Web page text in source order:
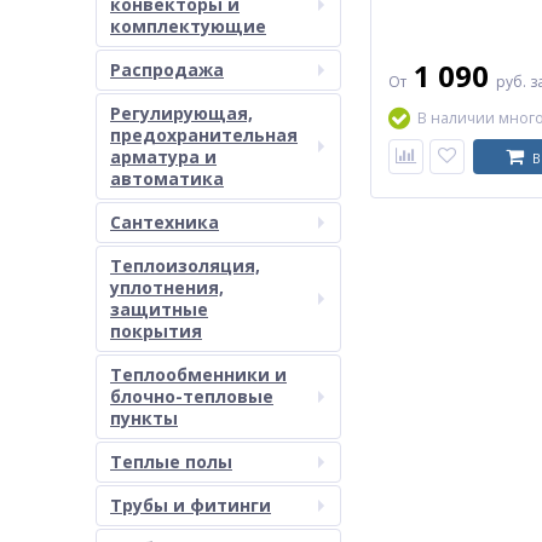
комплектующие
Распродажа
Регулирующая,
предохранительная
арматура и
автоматика
Сантехника
Теплоизоляция,
уплотнения,
защитные
покрытия
Теплообменники и
блочно-тепловые
пункты
Теплые полы
Трубы и фитинги
От 1 090 руб.
В наличии много